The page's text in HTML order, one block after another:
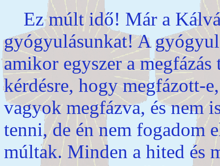
Ez múlt idő! Már a
gyógyulásunkat! A
amikor egyszer a
kérdésre, hogy megfázott-
vagyok megfázva, és nem
tenni, de én nem fogadom
múltak. Minden a hited és